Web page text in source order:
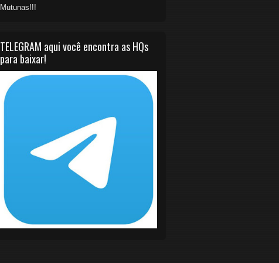
Mutunas!!!
TELEGRAM aqui você encontra as HQs
para baixar!